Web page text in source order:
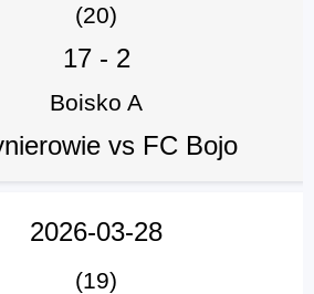
(20)
17- 2
Boisko A
vs FC Bojo
2026-03-28
(19)